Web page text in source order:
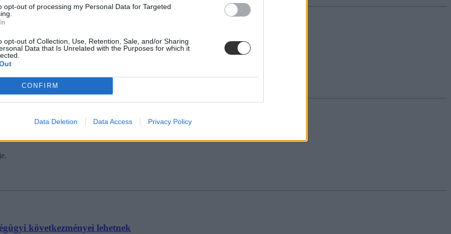
opt-out of processing my Personal Data for Targeted
opt-out of Collection, Use, Retention, Sale, and/or Sharing
Data that Is Unrelated with the Purposes for which it
CONFIRM
Data Deletion Data Access Privacy Policy
tinédzsereket a várpalotai erdőben
következményei lehetnek